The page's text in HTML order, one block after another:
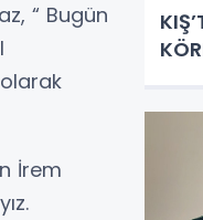
“ Bugün
İrem